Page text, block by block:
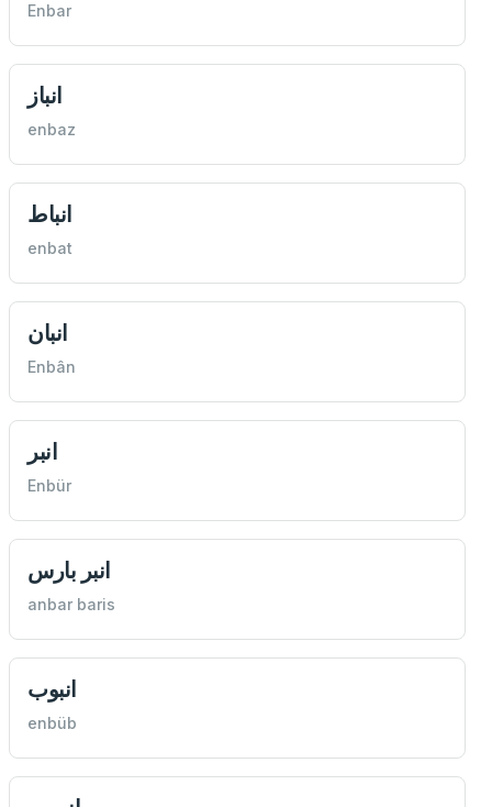
Enbar
انباز
enbaz
انباط
enbat
انبان
Enbân
انبر
Enbür
انبر بارس
anbar baris
انبوب
enbüb